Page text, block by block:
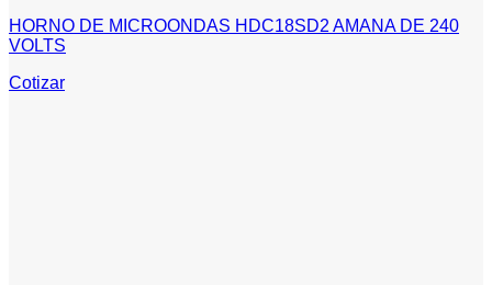
HORNO DE MICROONDAS HDC18SD2 AMANA DE 240
VOLTS
Cotizar